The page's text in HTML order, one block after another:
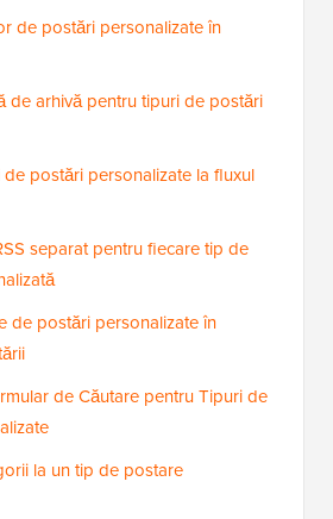
de postări personalizate în
de arhivă pentru tipuri de postări
postări personalizate la fluxul
separat pentru fiecare tip de
de postări personalizate în
de Căutare pentru Tipuri de
la un tip de postare